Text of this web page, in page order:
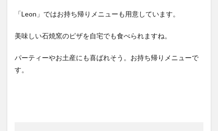
「Leon」ではお持ち帰りメニューも用意しています。
美味しい石焼窯のピザを自宅でも食べられますね。
パーティーやお土産にも喜ばれそう。お持ち帰りメニューで
す。